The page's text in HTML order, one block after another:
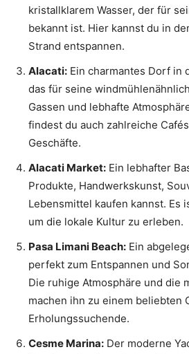
kristallklarem Wasser, der für
bekannt ist. Hier kannst du in
Strand entspannen.
Alacati: Ein charmantes Dorf in
das für seine
Gassen und lebhafte
findest du auch zahlreiche
Geschäfte.
Alacati Market: Ein lebhafter
Produkte, Handwerkskunst,
Lebensmittel kaufen kannst. Es
um die lokale Kultur zu erleben.
Pasa Limani Beach: Ein
perfekt zum Entspannen und
Die ruhige Atmosphäre und die
machen ihn zu einem beliebten
Erholungssuchende.
Cesme Marina: Der moderne